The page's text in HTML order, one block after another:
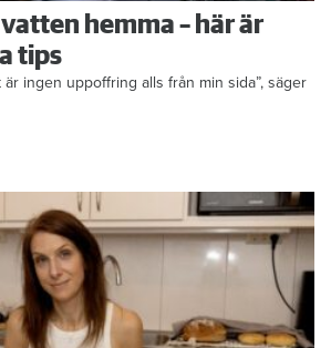
hemma – här är
tips
är ingen uppoffring alls från min sida”, säger